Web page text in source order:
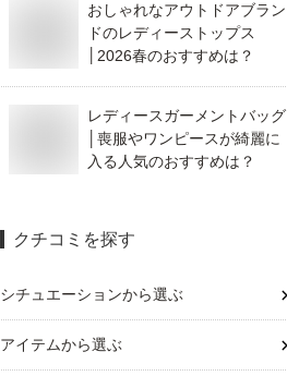
おしゃれなアウトドアブラン
ドのレディーストップス
│2026春のおすすめは？
レディースガーメントバッグ
│喪服やワンピースが綺麗に
入る人気のおすすめは？
クチコミを探す
シチュエーションから選ぶ
アイテムから選ぶ